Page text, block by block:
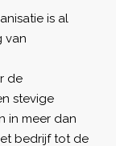
is al
van
de
stevige
in meer dan
bedrijf tot de